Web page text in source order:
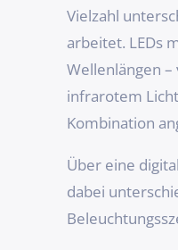
Vielzahl
arbeitet. LEDs
Wellenlängen
infrarotem
Kombination
Über eine
dabei